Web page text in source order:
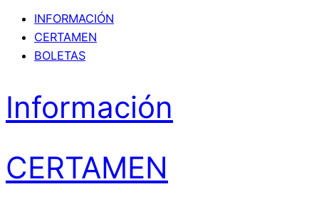
INFORMACIÓN
CERTAMEN
BOLETAS
Información
CERTAMEN